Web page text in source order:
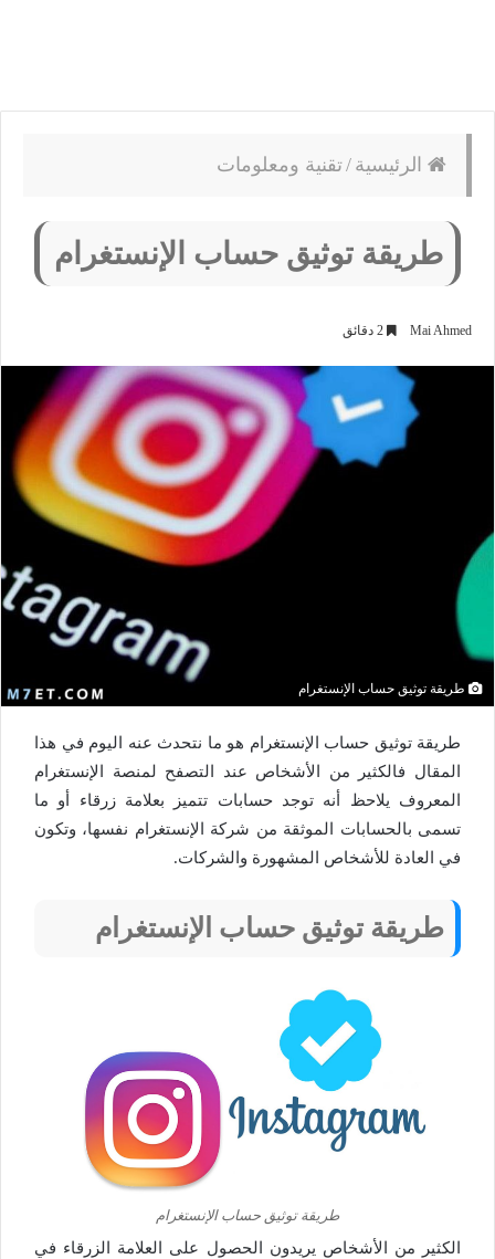
الرئيسية /تقنية ومعلومات
طريقة توثيق حساب الإنستغرام
Mai Ahmed
طريقة توثيق حساب الإنستغرام
طريقة توثيق حساب الإنستغرام هو ما نتحدث عنه اليوم في هذا
المقال فالكثير من الأشخاص عند التصفح لمنصة الإنستغرام
المعروف يلاحظ أنه توجد حسابات تتميز بعلامة زرقاء أو ما
تسمى بالحسابات الموثقة من شركة الإنستغرام نفسها، وتكون
في العادة للأشخاص المشهورة والشركات.
طريقة توثيق حساب الإنستغرام
طريقة توثيق حساب الإنستغرام
الكثير من الأشخاص يريدون الحصول على العلامة الزرقاء في